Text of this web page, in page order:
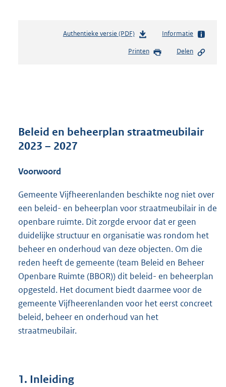
Authentieke versie (PDF)b
s
r
:
,
5
M
Informatie
Printen Delen
Beleid en beheerplan straatmeubilair
2023 – 2027
Voorwoord
Gemeente Vijfheerenlanden beschikte nog niet over
een beleid- en beheerplan voor straatmeubilair in de
openbare ruimte. Dit zorgde ervoor dat er geen
duidelijke structuur en organisatie was rondom het
beheer en onderhoud van deze objecten. Om die
reden heeft de gemeente (team Beleid en Beheer
Openbare Ruimte (BBOR)) dit beleid- en beheerplan
opgesteld. Het document biedt daarmee voor de
gemeente Vijfheerenlanden voor het eerst concreet
beleid, beheer en onderhoud van het
straatmeubilair.
1. Inleiding